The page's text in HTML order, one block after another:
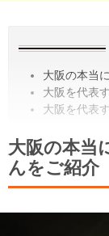
大阪の本当
大阪を代表
大阪を代表
大阪の本当
んをご紹介